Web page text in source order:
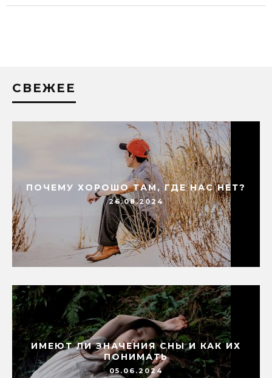
СВЕЖЕЕ
ПОЧЕМУ ХОРОШО ТАМ, ГДЕ НАС НЕТ?
26.08.2024
ИМЕЮТ ЛИ ЗНАЧЕНИЯ СНЫ И КАК ИХ
ПОНИМАТЬ
05.06.2024